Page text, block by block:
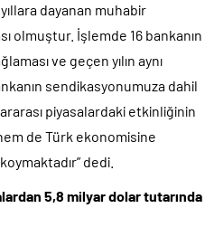
dayanan muhabir
olmuştur. İşlemde 16 bankanın
ve geçen yılın aynı
sendikasyonumuza dahil
piyasalardaki etkinliğinin
de Türk ekonomisine
dedi.
5,8 milyar dolar tutarında